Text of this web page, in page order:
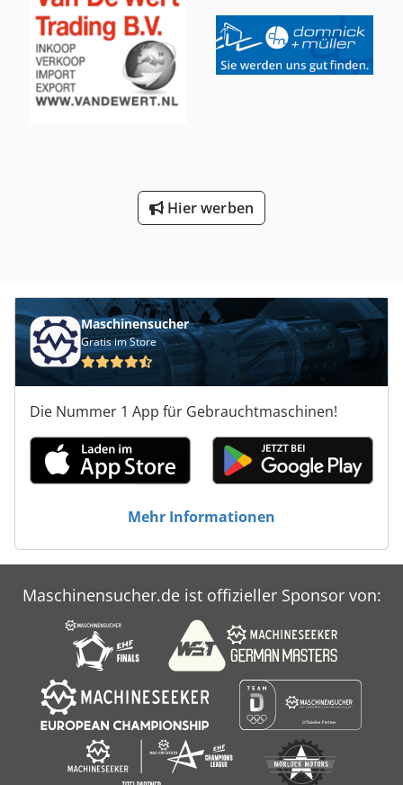
Hier werben
Maschinensucher
Gratis im Store
Die Nummer 1 App für Gebrauchtmaschinen!
Mehr Informationen
Maschinensucher.de ist offizieller Sponsor von: